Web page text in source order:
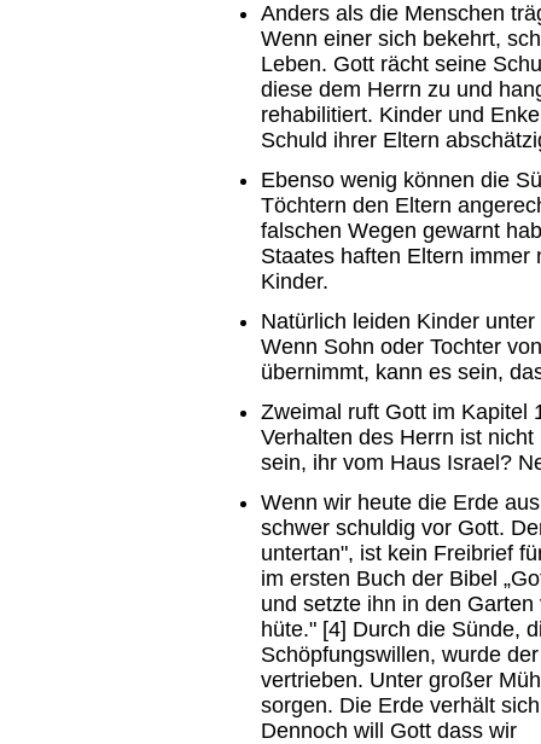
Anders als die Menschen
Wenn einer sich bekehrt,
Leben. Gott rächt seine
diese dem Herrn zu und
rehabilitiert. Kinder und
Schuld ihrer Eltern
Ebenso wenig können die
Töchtern den Eltern
falschen Wegen gewarnt
Staates haften Eltern
Kinder.
Natürlich leiden Kinder
Wenn Sohn oder Tochter
übernimmt, kann es sein,
Zweimal ruft Gott im Kapitel
Verhalten des Herrn ist
sein, ihr vom Haus Israel?
Wenn wir heute die Erde
schwer schuldig vor Gott.
untertan", ist kein Freibrief
im ersten Buch der Bibel
und setzte ihn in den
hüte." [4] Durch die Sünde,
Schöpfungswillen, wurde
vertrieben. Unter großer
sorgen. Die Erde verhält
Dennoch will Gott dass wir